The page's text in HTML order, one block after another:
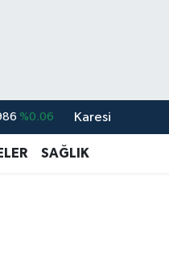
%0.06
%0.1
Karesi
SAĞLIK